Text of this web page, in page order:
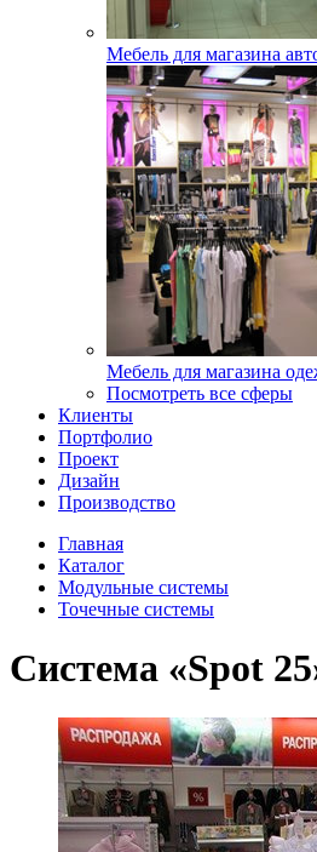
Мебель для магазина
Мебель для магазина
Посмотреть все сферы
Клиенты
Портфолио
Проект
Дизайн
Производство
Главная
Каталог
Модульные системы
Точечные системы
Система «Spot